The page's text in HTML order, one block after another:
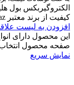
کیفیت از برند معتبر Yilmaz ترکیه است که برای کاربردهای
افزودن به لیست
این محصول دارای
صفحه محصول
نمایش سریع